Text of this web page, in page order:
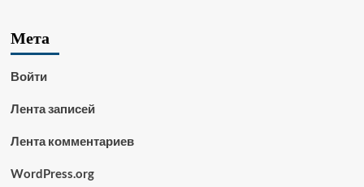
Мета
Войти
Лента записей
Лента комментариев
WordPress.org